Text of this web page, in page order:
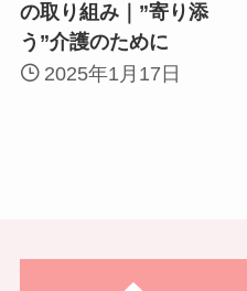
の取り組み｜”寄り添
う”介護のために
2025年1月17日